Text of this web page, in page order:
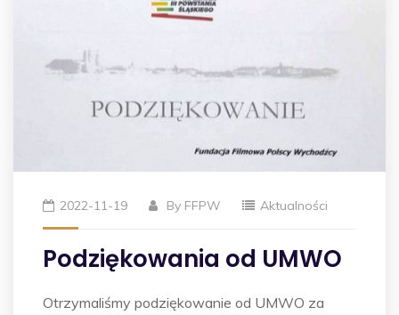
2022-11-19 By FFPW Aktualności
Podziękowania od UMWO
Otrzymaliśmy podziękowanie od UMWO za